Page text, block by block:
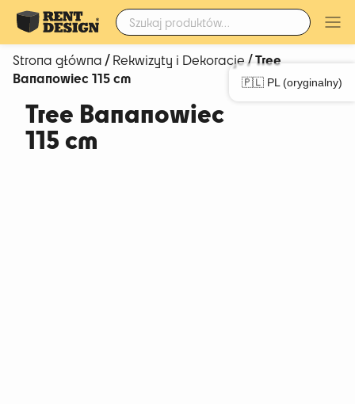
Szukaj:
🇵🇱 PL (oryginalny)
Strona główna/Rekwizyty i Dekoracje/ Tree
Bananowiec 115 cm
Tree Bananowiec
115 cm